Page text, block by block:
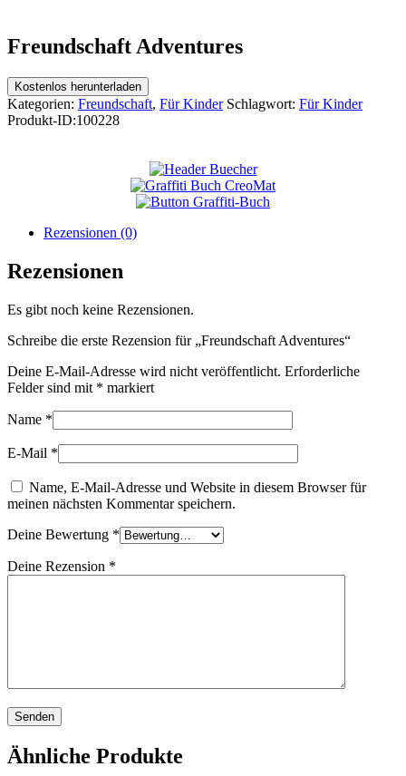
Freundschaft Adventures
Kostenlos herunterladen
Kategorien: Freundschaft, Für Kinder Schlagwort: Für Kinder
Produkt-ID:100228
Rezensionen (0)
Rezensionen
Es gibt noch keine Rezensionen.
Schreibe die erste Rezension für „Freundschaft Adventures“
Deine E-Mail-Adresse wird nicht veröffentlicht. Erforderliche
Felder sind mit * markiert
Name *
E-Mail *
Name, E-Mail-Adresse und Website in diesem Browser für
meinen nächsten Kommentar speichern.
Deine Bewertung *
Deine Rezension *
Ähnliche Produkte